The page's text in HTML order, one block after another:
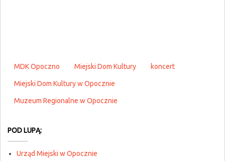
MDK Opoczno Miejski Dom Kultury koncert
Miejski Dom Kultury w Opocznie
Muzeum Regionalne w Opocznie
POD LUPĄ:
Urząd Miejski w Opocznie